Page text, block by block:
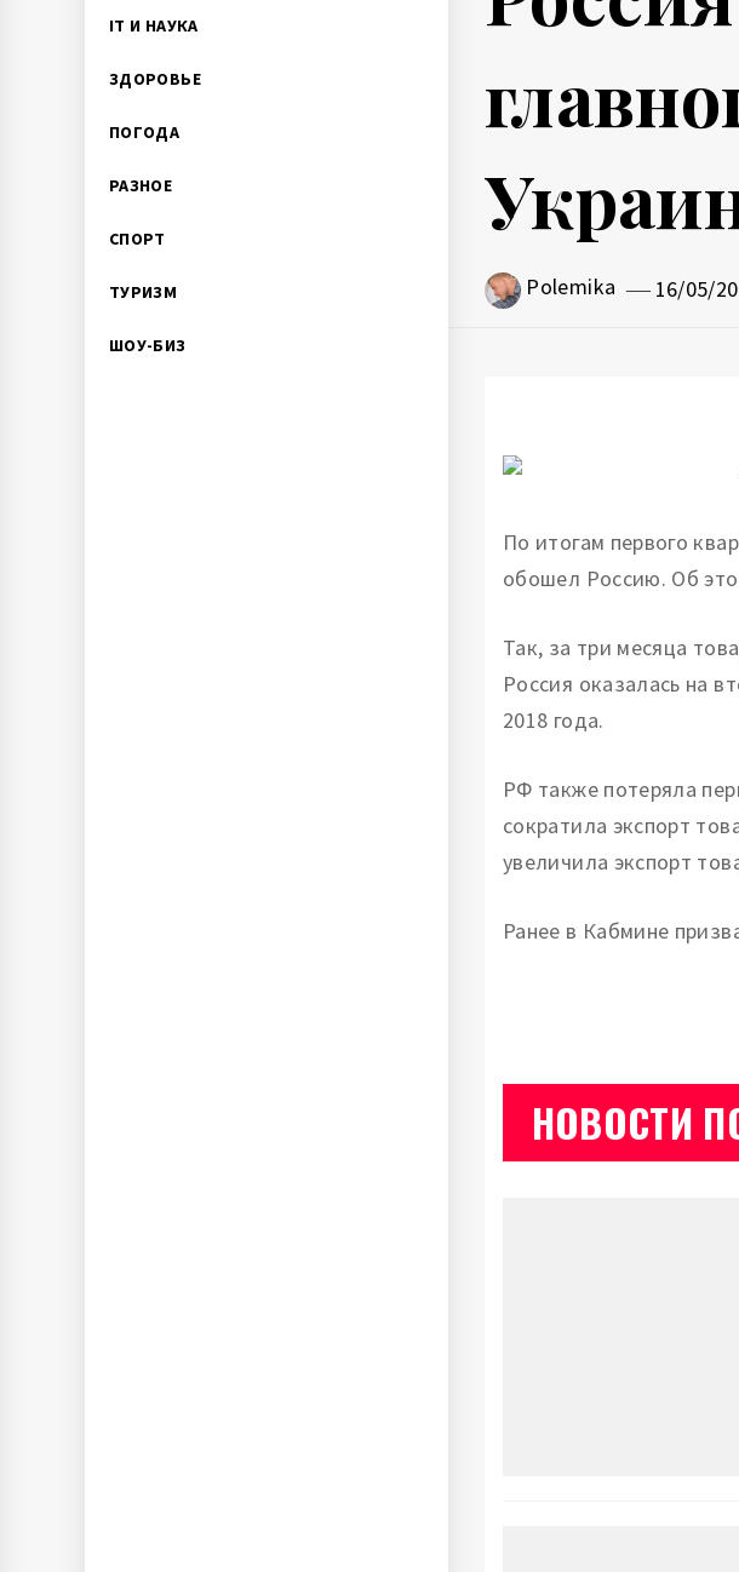
IT И НАУКА
ЗДОРОВЬЕ
ПОГОДА
РАЗНОЕ
СПОРТ
ТУРИЗМ
ШОУ-БИЗ
Polemika 16/05/
По итогам первого
обошел Россию. Об
Так, за три месяца
Россия оказалась на
2018 года.
РФ также потеряла
сократила экспорт
увеличила экспорт
Ранее в Кабмине
НОВОСТИ